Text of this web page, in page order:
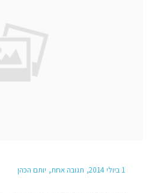
1 ביולי 2014 תגובה אחת יותם הכהן